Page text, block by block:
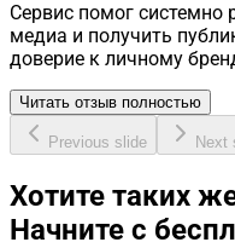
Сервис помог системно
медиа и получить
доверие к личному
Читать отзыв полностью
Previous slide Next
Хотите таких
Начните с